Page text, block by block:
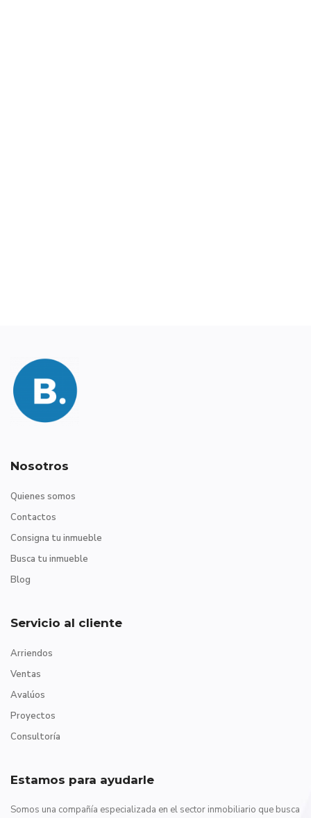
Nosotros
Quienes somos
Contactos
Consigna tu inmueble
Busca tu inmueble
Blog
Servicio al cliente
Arriendos
Ventas
Avalúos
Proyectos
Consultoría
Estamos para ayudarle
Somos una compañía especializada en el sector inmobiliario que busca